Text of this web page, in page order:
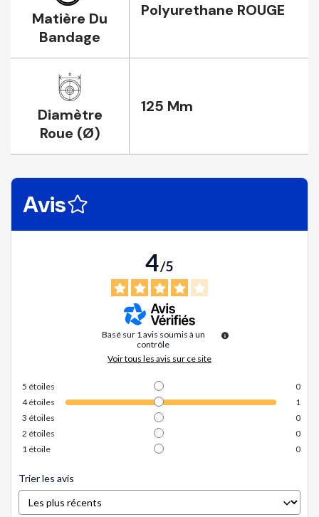
Matière Du
Bandage
Polyurethane ROUGE
Diamètre
Roue (Ø)
125 Mm
Avis
4/5
Basé sur 1 avis soumis à un
contrôle
Voir tous les avis sur ce site
5 étoiles
0
4étoiles
1
3 étoiles
0
2 étoiles
0
1 étoile 0
Trier les avis